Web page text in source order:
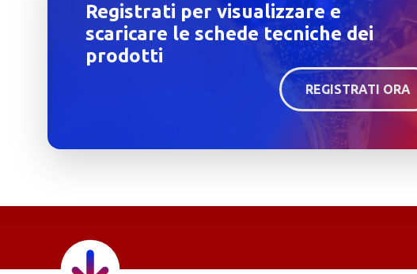
Registrati per visualizzare e
scaricare le schede tecniche dei
prodotti
REGISTRATI ORA